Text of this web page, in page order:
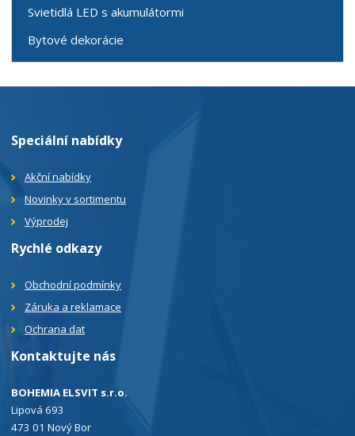
Svietidlá LED s akumulátormi
Bytové dekorácie
Speciální nabídky
Akční nabídky
Novinky v sortimentu
Výprodej
Rychlé odkazy
Obchodní podmínky
Záruka a reklamace
Ochrana dat
Kontaktujte nás
BOHEMIA ELSVIT s.r.o.
Lipová 693
473 01 Nový Bor